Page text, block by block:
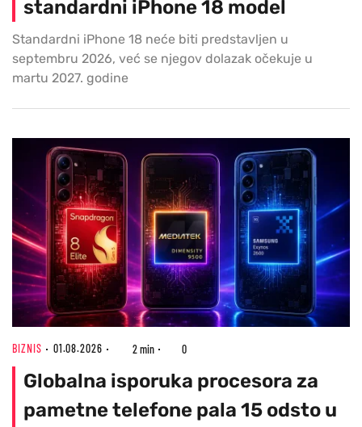
standardni iPhone 18 model
Standardni iPhone 18 neće biti predstavljen u
septembru 2026, već se njegov dolazak očekuje u
martu 2027. godine
BIZNIS 01.08.2026 2 min 0
Globalna isporuka procesora za
pametne telefone pala 15 odsto u